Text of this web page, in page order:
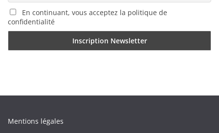
En continuant, vous acceptez la politique de
confidentialité
Mentions légales